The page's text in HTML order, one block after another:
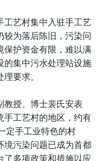
工艺村集中入驻手工艺
较为落后陈旧，污染问
保护资金有限，难以满
的集中污水处理站设施
要求。
教授、博士裴氏安表
手工艺村的地区，约有
定手工业特色的村
境污染问题已成为首都
了多项政策和措施以应